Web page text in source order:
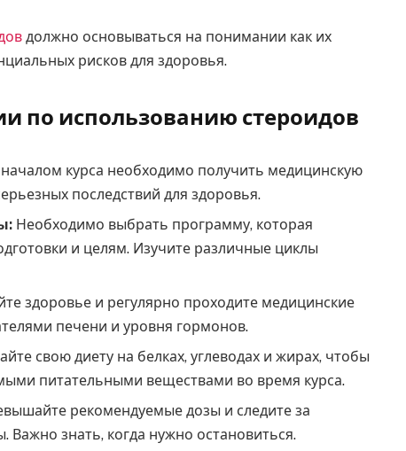
должно основываться на понимании как их
рисков для здоровья.
по использованию стероидов
курса необходимо получить медицинскую
последствий для здоровья.
Необходимо выбрать программу, которая
и целям. Изучите различные циклы
здоровье и регулярно проходите медицинские
печени и уровня гормонов.
свою диету на белках, углеводах и жирах, чтобы
питательными веществами во время курса.
рекомендуемые дозы и следите за
Важно знать, когда нужно остановиться.